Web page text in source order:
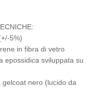
5%)
in fibra di vetro
epossidica sviluppata su
nero (lucido da